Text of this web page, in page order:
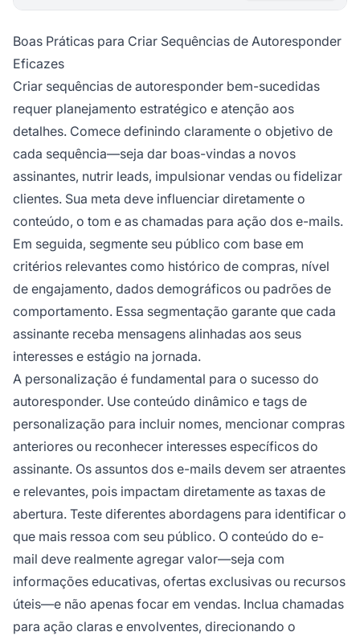
Boas Práticas para Criar Sequências de Autoresponder
Eficazes
Criar sequências de autoresponder bem-sucedidas
requer planejamento estratégico e atenção aos
detalhes. Comece definindo claramente o objetivo de
cada sequência—seja dar boas-vindas a novos
assinantes, nutrir leads, impulsionar vendas ou fidelizar
clientes. Sua meta deve influenciar diretamente o
conteúdo, o tom e as chamadas para ação dos e-mails.
Em seguida, segmente seu público com base em
critérios relevantes como histórico de compras, nível
de engajamento, dados demográficos ou padrões de
comportamento. Essa segmentação garante que cada
assinante receba mensagens alinhadas aos seus
interesses e estágio na jornada.
A personalização é fundamental para o sucesso do
autoresponder. Use conteúdo dinâmico e tags de
personalização para incluir nomes, mencionar compras
anteriores ou reconhecer interesses específicos do
assinante. Os assuntos dos e-mails devem ser atraentes
e relevantes, pois impactam diretamente as taxas de
abertura. Teste diferentes abordagens para identificar o
que mais ressoa com seu público. O conteúdo do e-
mail deve realmente agregar valor—seja com
informações educativas, ofertas exclusivas ou recursos
úteis—e não apenas focar em vendas. Inclua chamadas
para ação claras e envolventes, direcionando o